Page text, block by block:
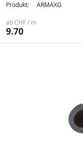
Produkt: ARMAXG
ab CHF / m
9.70